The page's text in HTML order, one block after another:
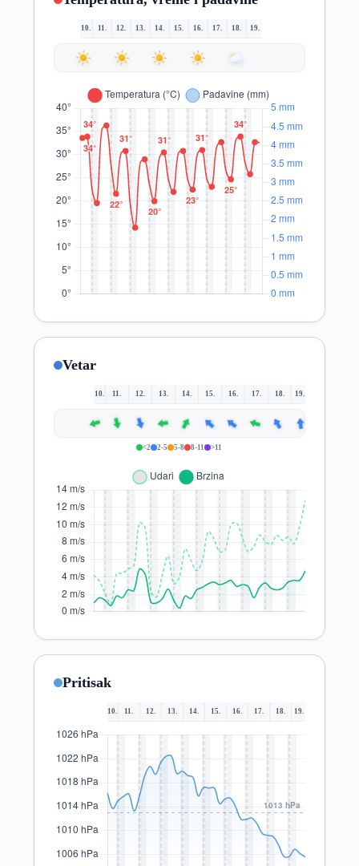
10. 11. 12. 13. 14. 15. 16. 17. 18. 19.
Vetar
10. 11. 12. 13. 14. 15. 16. 17. 18. 19.
Pritisak
10. 11. 12. 13. 14. 15. 16. 17. 18. 19.